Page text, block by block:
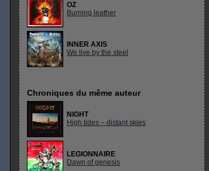
OZ
Burning leather
INNER AXIS
We live by the steel
Chroniques du même auteur
NIGHT
High tides – distant skies
LEGIONNAIRE
Dawn of genesis